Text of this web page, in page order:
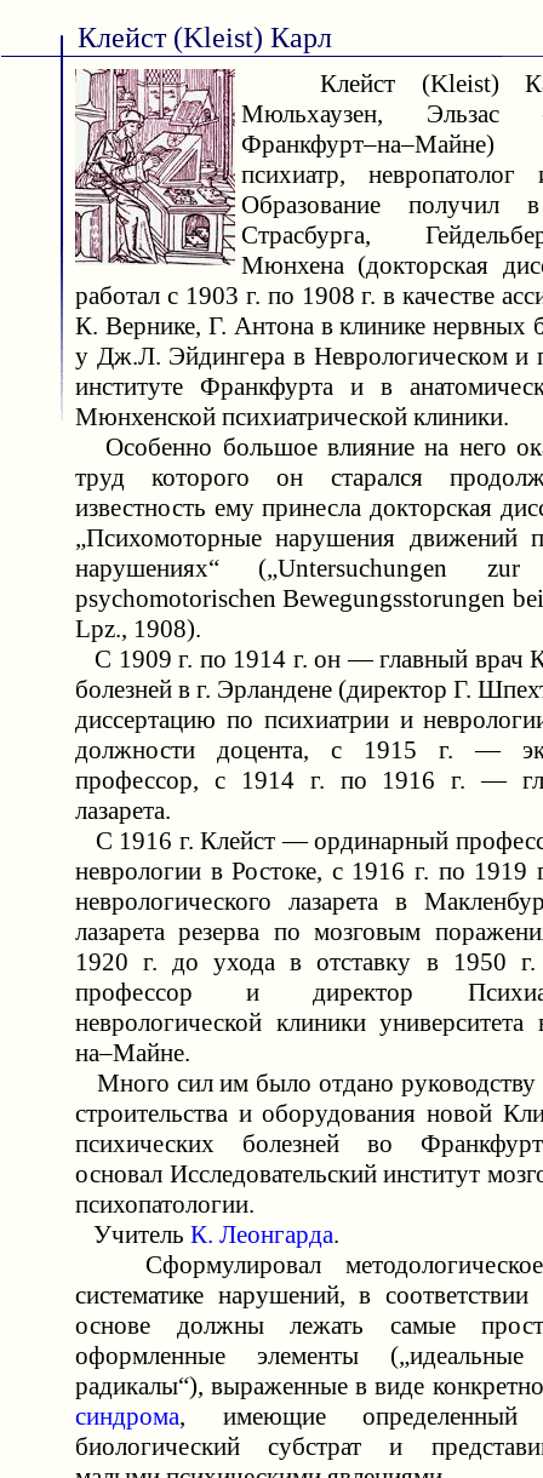
Клейст (Kleist) Карл
Клейст (Kleist)
Мюльхаузен, Эльзас
психиатр, невропатолог
Образование получил в
Страсбурга,
Мюнхена (докторская
работал с 1903 г. по 1908 г. в качестве
К. Вернике, Г. Антона в клинике нервных
у Дж.Л. Эйдингера в Неврологическом и
институте Франкфурта и в
Мюнхенской психиатрической клиники.
Особенно большое влияние на него
труд которого он старался
известность ему принесла докторская
„Психомоторные нарушения движений
нарушениях“ („Untersuchungen
psychomotorischen Bewegungsstorungen
Lpz., 1908).
С 1909 г. по 1914 г. он — главный врач
болезней в г. Эрландене (директор Г.
диссертацию по психиатрии и
должности доцента, с 1915 г. —
профессор, с 1914 г. по 1916 г. —
лазарета.
С 1916 г. Клейст — ординарный
неврологии в Ростоке, с 1916 г. по 1919
неврологического лазарета в
лазарета резерва по мозговым
1920 г. до ухода в отставку в 1950
профессор и директор
неврологической клиники
на–Майне.
Много сил им было отдано руководству
строительства и оборудования новой
психических болезней во
основал Исследовательский институт
психопатологии.
Учитель К. Леонгарда.
Сформулировал
систематике нарушений, в
основе должны лежать самые
оформленные элементы („идеальные
радикалы“), выраженные в виде
синдрома, имеющие определенный
биологический субстрат и